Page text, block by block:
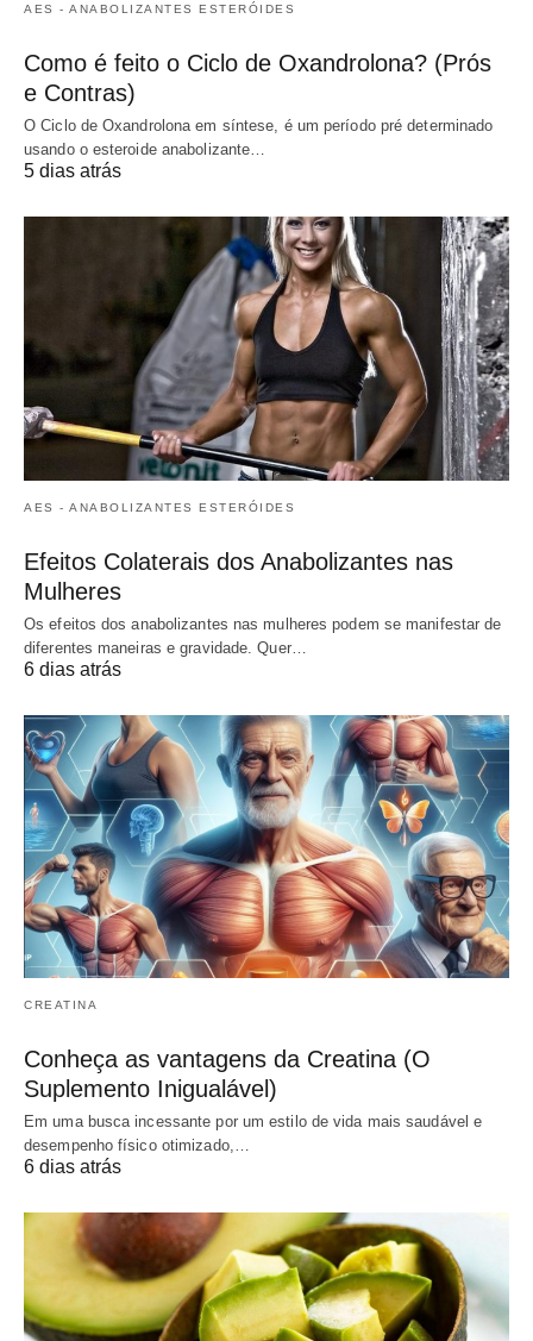
AES - ANABOLIZANTES ESTERÓIDES
Como é feito o Ciclo de Oxandrolona? (Prós
e Contras)
O Ciclo de Oxandrolona em síntese, é um período pré determinado
usando o esteroide anabolizante…
5 dias atrás
AES - ANABOLIZANTES ESTERÓIDES
Efeitos Colaterais dos Anabolizantes nas
Mulheres
Os efeitos dos anabolizantes nas mulheres podem se manifestar de
diferentes maneiras e gravidade. Quer…
6 dias atrás
CREATINA
Conheça as vantagens da Creatina (O
Suplemento Inigualável)
Em uma busca incessante por um estilo de vida mais saudável e
desempenho físico otimizado,…
6 dias atrás